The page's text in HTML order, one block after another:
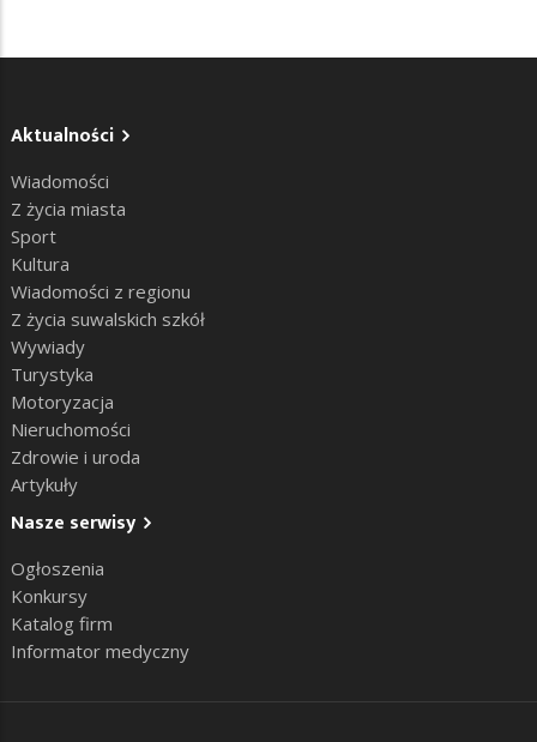
Aktualności
Wiadomości
Z życia miasta
Sport
Kultura
Wiadomości z regionu
Z życia suwalskich szkół
Wywiady
Turystyka
Motoryzacja
Nieruchomości
Zdrowie i uroda
Artykuły
Nasze serwisy
Ogłoszenia
Konkursy
Katalog firm
Informator medyczny